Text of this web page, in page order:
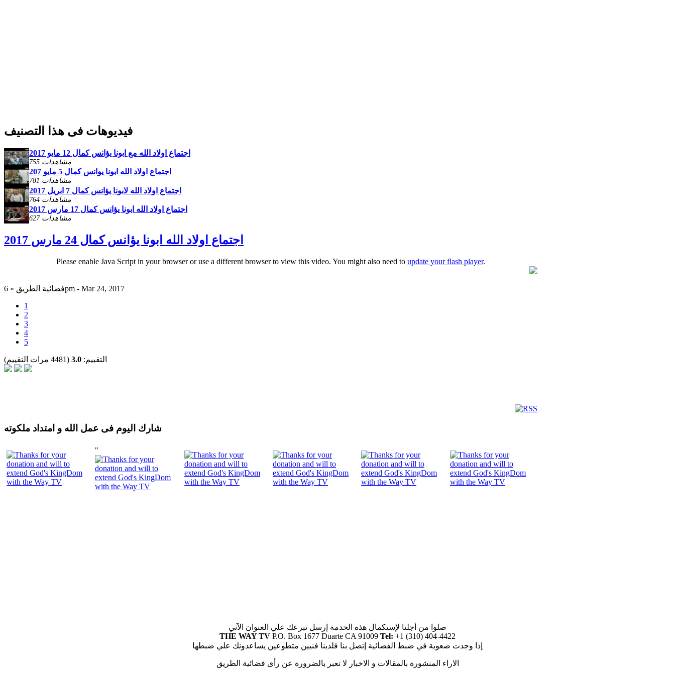
فيديوهات فى هذا التصنيف
اجتماع اولاد الله مع ابونا يؤانس كمال 12 مايو 2017
755 مشاهدات
اجتماع اولاد الله ابونا يوانس كمال 5 مايو 207
781 مشاهدات
اجتماع اولاد الله لابونا يؤانس كمال 7 ابريل 2017
764 مشاهدات
اجتماع اولاد الله ابونا يؤانس كمال 17 مارس 2017
627 مشاهدات
اجتماع اولاد الله ابونا يؤانس كمال 24 مارس 2017
Please enable Java Script in your browser or use a different browser to view this video. You might also need toupdate your flash player.
فضائية الطريق » 6pm - Mar 24, 2017
1
2
3
4
5
التقييم: 3.0 (4481 مرات التقييم)
شارك اليوم فى عمل الله و امتداد ملكوته
"
صلوا من أجلنا لإستكمال هذه الخدمة إرسل تبرعك علي العنوان الآتي
THE WAY TV P.O. Box 1677 Duarte CA 91009 Tel: +1 (310) 404-4422
إذا وجدت صعوبة في ضبط الفضائية إتصل بنا فلدينا فنيين متطوعين يساعدونك علي ضبطها
الاراء المنشورة بالمقالات و الاخبار لا تعبر بالضرورة عن رأى فضائية الطريق